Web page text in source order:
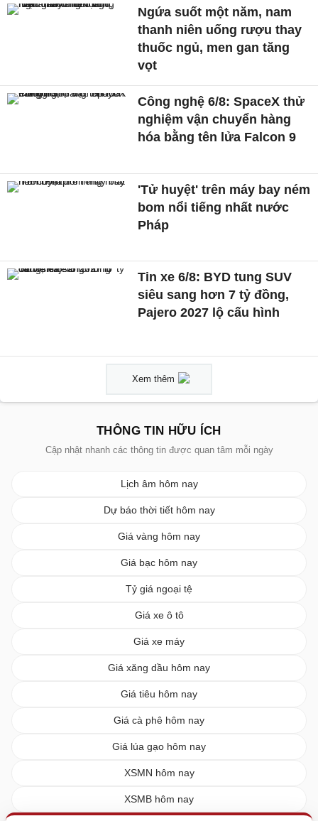
Ngứa suốt một năm, nam
thanh niên uống rượu thay
thuốc ngủ, men gan tăng
vọt
Công nghệ 6/8: SpaceX thử
nghiệm vận chuyển hàng
hóa bằng tên lửa Falcon 9
'Tử huyệt' trên máy bay ném
bom nổi tiếng nhất nước
Pháp
Tin xe 6/8: BYD tung SUV
siêu sang hơn 7 tỷ đồng,
Pajero 2027 lộ cấu hình
Xem thêm
THÔNG TIN HỮU ÍCH
Cập nhật nhanh các thông tin được quan tâm mỗi ngày
Lịch âm hôm nay
Dự báo thời tiết hôm nay
Giá vàng hôm nay
Giá bạc hôm nay
Tỷ giá ngoại tệ
Giá xe ô tô
Giá xe máy
Giá xăng dầu hôm nay
Giá tiêu hôm nay
Giá cà phê hôm nay
Giá lúa gạo hôm nay
XSMN hôm nay
XSMB hôm nay